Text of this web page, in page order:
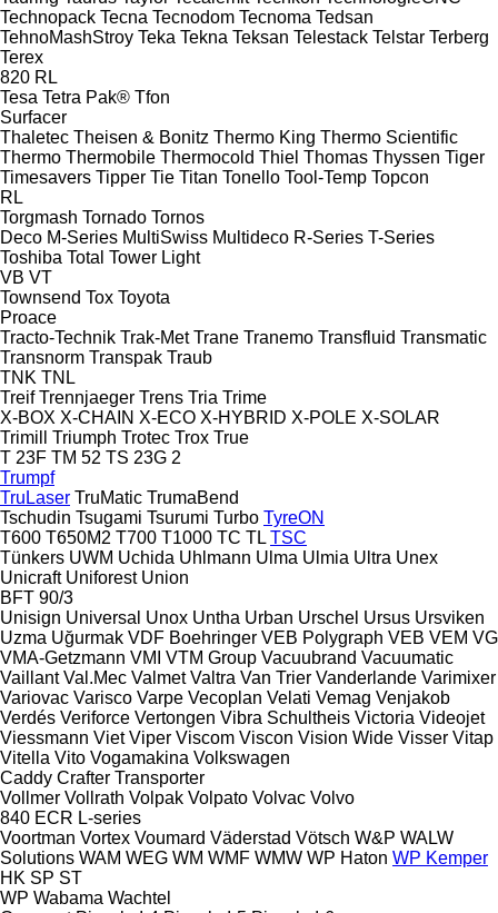
Technopack Tecna Tecnodom Tecnoma Tedsan
TehnoMashStroy Teka Tekna Teksan Telestack Telstar Terberg
Terex
820 RL
Tesa Tetra Pak® Tfon
Surfacer
Thaletec Theisen & Bonitz Thermo King Thermo Scientific
Thermo Thermobile Thermocold Thiel Thomas Thyssen Tiger
Timesavers Tipper Tie Titan Tonello Tool-Temp Topcon
RL
Torgmash Tornado Tornos
Deco M-Series MultiSwiss Multideco R-Series T-Series
Toshiba Total Tower Light
VB VT
Townsend Tox Toyota
Proace
Tracto-Technik Trak-Met Trane Tranemo Transfluid Transmatic
Transnorm Transpak Traub
TNK TNL
Treif Trennjaeger Trens Tria Trime
X-BOX X-CHAIN X-ECO X-HYBRID X-POLE X-SOLAR
Trimill
Triumph Trotec Trox True
T 23F TM 52 TS 23G 2
Trumpf
TruLaser TruMatic TrumaBend
Tschudin Tsugami Tsurumi Turbo TyreON
T600 T650M2 T700 T1000 TC TL TSC
Tünkers UWM Uchida Uhlmann Ulma Ulmia Ultra Unex
Unicraft Uniforest Union
BFT 90/3
Unisign Universal Unox Untha Urban Urschel Ursus Ursviken
Uzma Uğurmak VDF Boehringer VEB Polygraph VEB VEM VG
VMA-Getzmann VMI VTM Group Vacuubrand Vacuumatic
Vaillant Val.Mec Valmet Valtra Van Trier Vanderlande Varimixer
Variovac Varisco Varpe Vecoplan Velati Vemag Venjakob
Verdés Veriforce Vertongen Vibra Schultheis Victoria Videojet
Viessmann Viet Viper Viscom Viscon Vision Wide Visser Vitap
Vitella Vito Vogamakina Volkswagen
Caddy Crafter Transporter
Vollmer Vollrath Volpak Volpato Volvac Volvo
840 ECR L-series
Voortman Vortex Voumard Väderstad Vötsch W&P WALW
Solutions WAM WEG WM WMF WMW WP Haton WP Kemper
HK SP ST
WP Wabama Wachtel